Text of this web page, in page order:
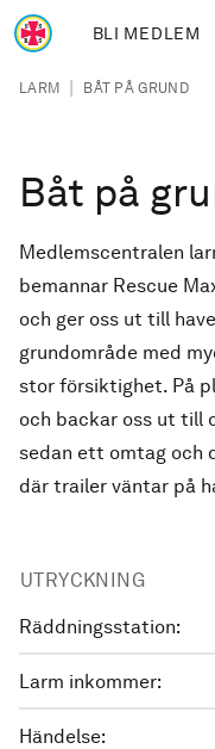
Hoppa till huvudinnehåll
BLI MEDLEM
Länkstig
LARM | BÅT PÅ GRUND
Båt på
Medlemscentralen
bemannar Rescue
och ger oss ut till
grundområde med
stor försiktighet. På
och backar oss ut till
sedan ett omtag och
där trailer väntar på
UTRYCKNING
Räddningsstation:
Larm inkommer:
Händelse: